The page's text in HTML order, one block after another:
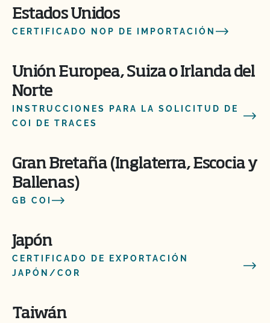
Estados Unidos
CERTIFICADO NOP DE IMPORTACIÓN
Unión Europea, Suiza o Irlanda del
Norte
INSTRUCCIONES PARA LA SOLICITUD DE
COI DE TRACES
Gran Bretaña (Inglaterra, Escocia y
Ballenas)
GB COI
Japón
CERTIFICADO DE EXPORTACIÓN
JAPÓN/COR
Taiwán